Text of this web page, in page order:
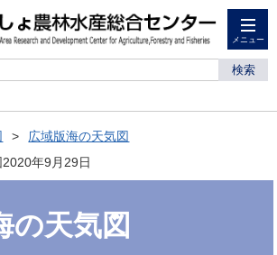
メニュー
検索
広域版海の天気図
年9月29日
の天気図